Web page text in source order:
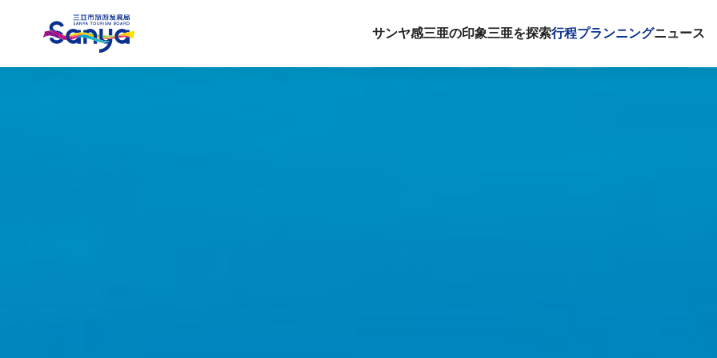
サンヤ感三亜の印象三亜を探索行程プランニングニュース